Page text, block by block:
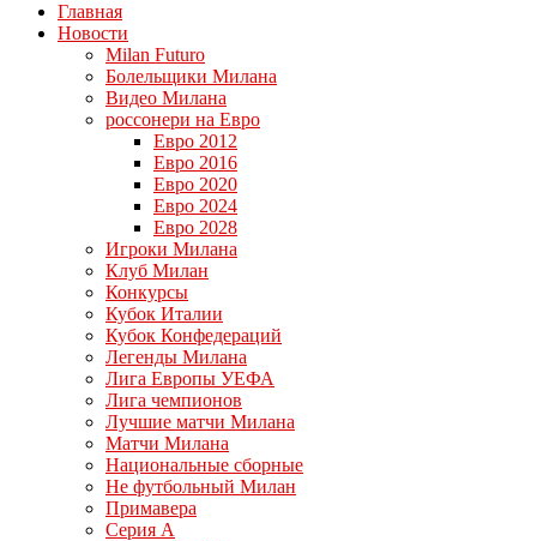
Главная
Новости
Milan Futuro
Болельщики Милана
Видео Милана
россонери на Евро
Евро 2012
Евро 2016
Евро 2020
Евро 2024
Евро 2028
Игроки Милана
Клуб Милан
Конкурсы
Кубок Италии
Кубок Конфедераций
Легенды Милана
Лига Европы УЕФА
Лига чемпионов
Лучшие матчи Милана
Матчи Милана
Национальные сборные
Не футбольный Милан
Примавера
Серия А